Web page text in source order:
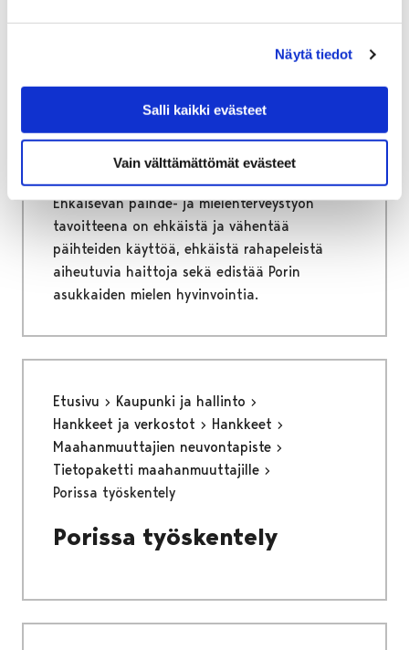
Näytä tiedot
Salli kaikki evästeet
Vain välttämättömät evästeet
Ehkäisevä päihde- ja
mielenterveystyö
Ehkäisevä päihde- ja mielenterveystyö sekä
väkivallan ehkäisy ovat hyvinvoinnin,
terveyden ja turvallisuuden edistämistä.
Ehkäisevän päihde- ja mielenterveystyön
tavoitteena on ehkäistä ja vähentää
päihteiden käyttöä, ehkäistä rahapeleistä
aiheutuvia haittoja sekä edistää Porin
asukkaiden mielen hyvinvointia.
Etusivu
Kaupunki ja hallinto
Hankkeet ja verkostot
Hankkeet
Maahanmuuttajien neuvontapiste
Tietopaketti maahanmuuttajille
Porissa työskentely
Porissa työskentely